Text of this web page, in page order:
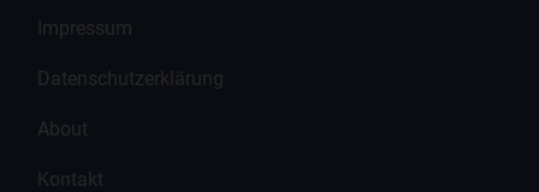
Impressum
Datenschutzerklärung
About
Kontakt